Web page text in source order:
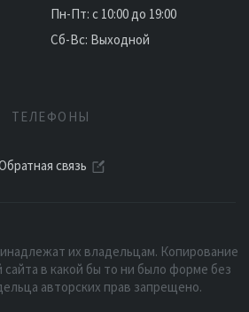
Пн-Пт: с 10:00 до 19:00
Сб-Вс: Выходной
ТЕЛЕФОНЫ
связь
их владельцам. Копирование
в какой бы то ни было форме без
авторских прав запрещено.